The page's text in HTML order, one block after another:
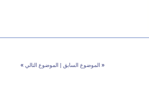
« الموضوع السابق | الموضوع التالي »